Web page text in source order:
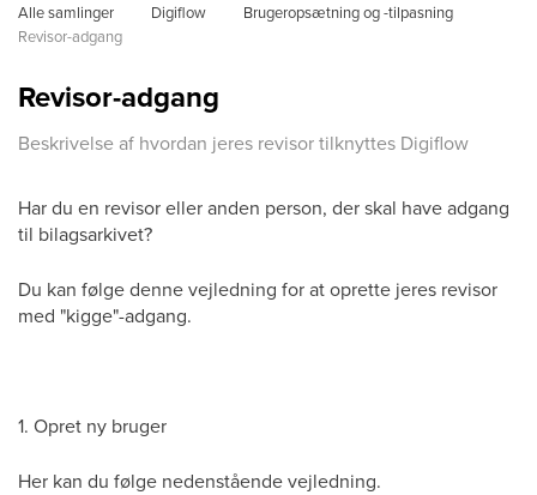
Alle samlinger Digiflow
Brugeropsætning og -tilpasning
Revisor-adgang
Revisor-adgang
Beskrivelse af hvordan jeres revisor tilknyttes Digiflow
Har du en revisor eller anden person, der skal have adgang
til bilagsarkivet?
Du kan følge denne vejledning for at oprette jeres revisor
med "kigge"-adgang.
1. Opret ny bruger
Her kan du følge nedenstående vejledning.